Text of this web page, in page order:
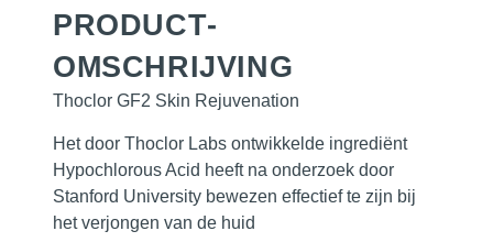
PRODUCT­
OMSCHRIJVING
Thoclor GF2 Skin Rejuvenation
Het door Thoclor Labs ontwikkelde ingrediënt
Hypochlorous Acid heeft na onderzoek door
Stanford University bewezen effectief te zijn bij
hetverjongen van de huid